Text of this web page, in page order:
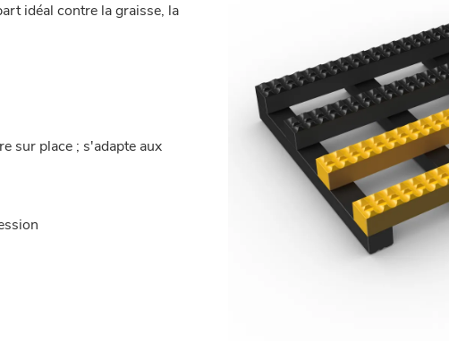
idéal contre la graisse, la
sur place ; s'adapte aux